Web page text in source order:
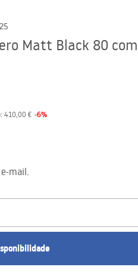
Matt Black 80 com
410,00 € -6%
mail.